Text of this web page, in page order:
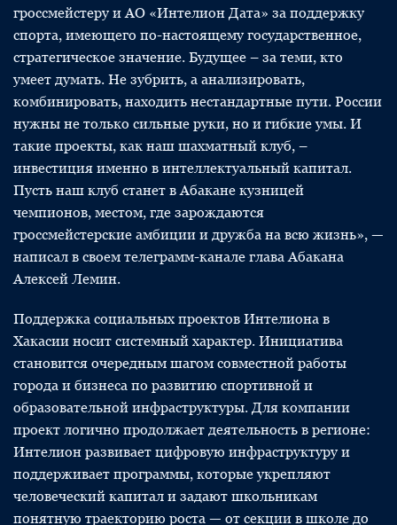
гроссмейстеру и АО «Интелион Дата» за поддержку
спорта, имеющего по-настоящему государственное,
стратегическое значение. Будущее – за теми, кто
умеет думать. Не зубрить, а анализировать,
комбинировать, находить нестандартные пути. России
нужны не только сильные руки, но и гибкие умы. И
такие проекты, как наш шахматный клуб, –
инвестиция именно в интеллектуальный капитал.
Пусть наш клуб станет в Абакане кузницей
чемпионов, местом, где зарождаются
гроссмейстерские амбиции и дружба на всю жизнь», —
написал в своем телеграмм-канале глава Абакана
Алексей Лемин.
Поддержка социальных проектов Интелиона в
Хакасии носит системный характер. Инициатива
становится очередным шагом совместной работы
города и бизнеса по развитию спортивной и
образовательной инфраструктуры. Для компании
проект логично продолжает деятельность в регионе:
Интелион развивает цифровую инфраструктуру и
поддерживает программы, которые укрепляют
человеческий капитал и задают школьникам
понятную траекторию роста — от секции в школе до